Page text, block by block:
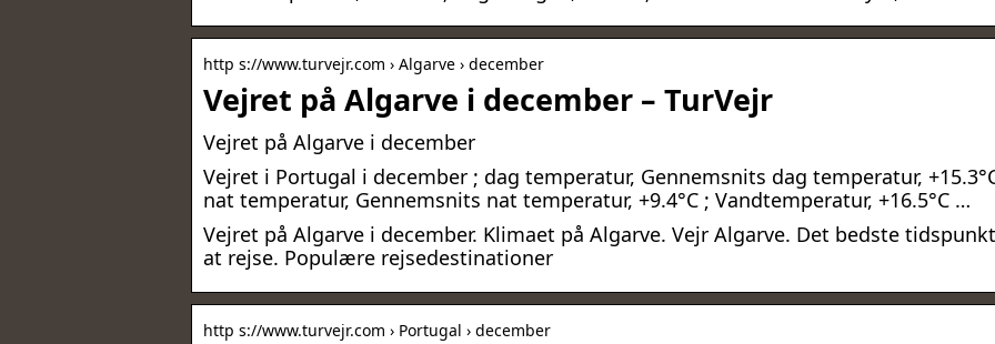
http s://www.turvejr.com › Algarve › december
Vejret på Algarve i december – TurVejr
Vejret på Algarve i december
Vejret i Portugal i december ; dag temperatur, Gennemsnits dag temperatur,
nat temperatur, Gennemsnits nat temperatur, +9.4°C ; Vandtemperatur, +16.5°C …
Vejret på Algarve i december. Klimaet på Algarve. Vejr Algarve. Det bedste tidspunkt
at rejse. Populære rejsedestinationer
http s://www.turvejr.com › Portugal › december